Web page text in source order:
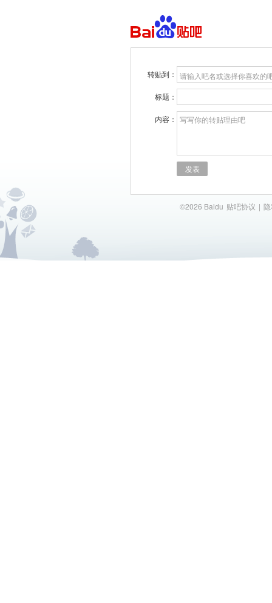
转贴到： 请输入吧名或选择你喜欢的
标题：
内容： 写写你的转贴理由吧
发表
©2026 Baidu 贴吧协议 |